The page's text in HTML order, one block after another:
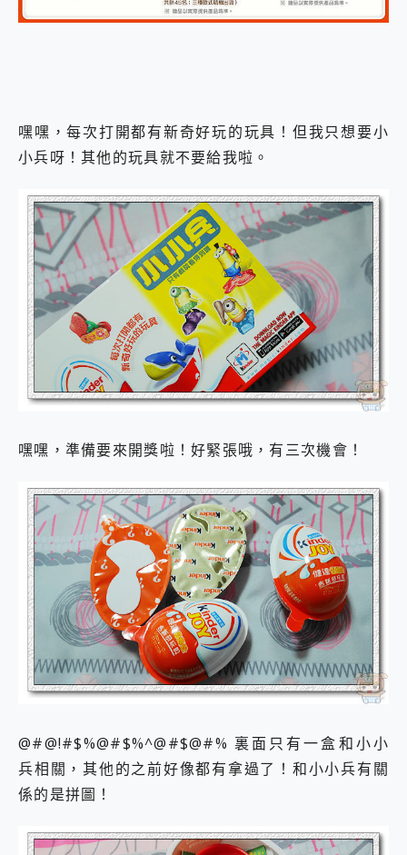
嘿嘿，每次打開都有新奇好玩的玩具！但我只想要小
小兵呀！其他的玩具就不要給我啦。
嘿嘿，準備要來開獎啦！好緊張哦，有三次機會！
@#@!#$%@#$%^@#$@#% 裏面只有一盒和小小
兵相關，其他的之前好像都有拿過了！和小小兵有關
係的是拼圖！